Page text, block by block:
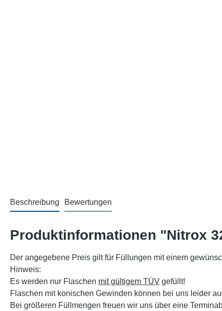
Beschreibung Bewertungen
Produktinformationen "Nitrox
Der angegebene Preis gilt für Füllungen mit einem
Hinweis:
Es werden nur Flaschen mit gültigem TÜV gefüllt!
Flaschen mit konischen Gewinden können bei uns leider
Bei größeren Füllmengen freuen wir uns über eine